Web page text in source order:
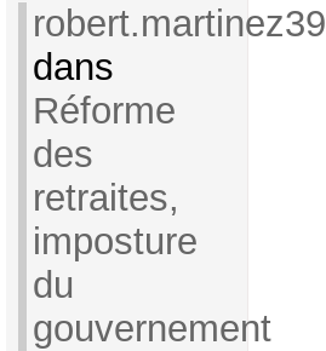
robert.martinez39
dans
Réforme
des
retraites,
imposture
du
gouvernement